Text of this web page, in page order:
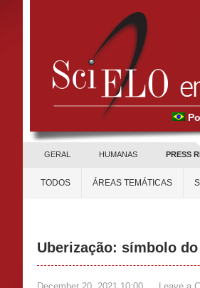
GERAL HUMANAS PRESS
TODOS ÁREAS TEMÁTICAS
Uberização: símbolo